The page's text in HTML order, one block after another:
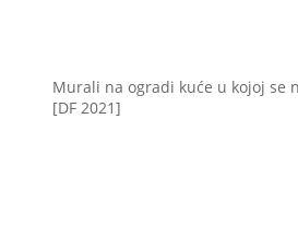
Murali na ogradi kuće u kojoj se
[DF 2021]